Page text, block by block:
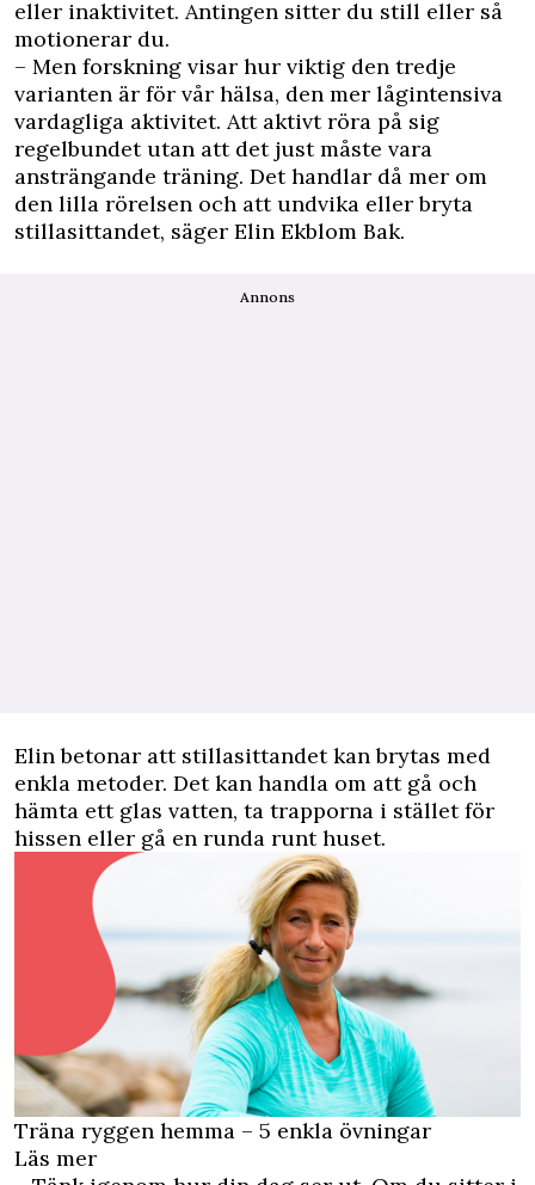
eller inaktivitet. Antingen sitter du still eller så
motionerar du.
– Men forskning visar hur viktig den tredje
varianten är för vår hälsa, den mer lågintensiva
vardagliga aktivitet. Att aktivt röra på sig
regelbundet utan att det just måste vara
ansträngande träning. Det handlar då mer om
den lilla rörelsen och att undvika eller bryta
stillasittandet, säger Elin Ekblom Bak.
Annons
Elin betonar att stillasittandet kan brytas med
enkla metoder. Det kan handla om att gå och
hämta ett glas vatten, ta trapporna i stället för
hissen eller gå en runda runt huset.
Träna ryggen hemma – 5 enkla övningar
Läs mer